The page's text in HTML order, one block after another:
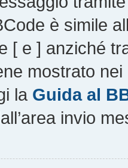
è simile
[ e ] anziché
mostrato
la Guida al
invio